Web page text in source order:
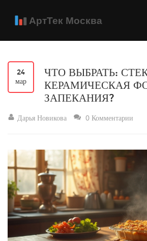
24
мар
ЧТО ВЫБРАТЬ:
КЕРАМИЧЕСКАЯ
ЗАПЕКАНИЯ?
Дарья Новикова 0 Комментарии